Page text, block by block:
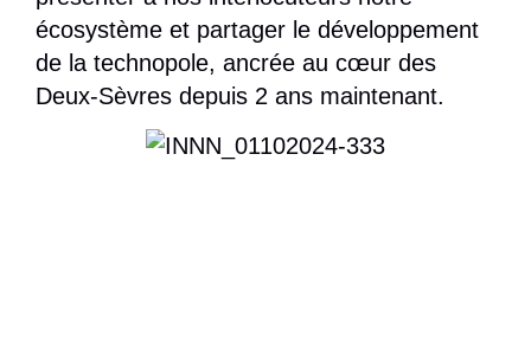
écosystème et partager le développement
de la technopole, ancrée au cœur des
Deux-Sèvres depuis 2 ans maintenant.